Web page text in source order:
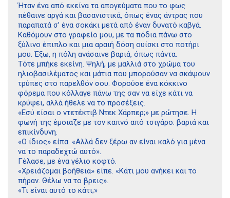
Ήταν ένα από εκείνα τα απογεύματα που το φως
πέθαινε αργά και βασανιστικά, όπως ένας άντρας που
παραπατά σ’ ένα σοκάκι μετά από έναν δυνατό καβγά.
Καθόμουν στο γραφείο μου, με τα πόδια πάνω στο
ξύλινο έπιπλο και μια αραιή δόση ουίσκι στο ποτήρι
μου. Έξω, η πόλη ανάσαινε βαριά, όπως πάντα.
Τότε μπήκε εκείνη. Ψηλή, με μαλλιά στο χρώμα του
ηλιοβασιλέματος και μάτια που μπορούσαν να σκάψουν
τρύπες στο παρελθόν σου. Φορούσε ένα κόκκινο
φόρεμα που κόλλαγε πάνω της σαν να είχε κάτι να
κρύψει, αλλά ήθελε να το προσέξεις.
«Εσύ είσαι ο ντετέκτιβ Ντεκ Χάρπερ;» με ρώτησε. Η
φωνή της έμοιαζε με τον καπνό από τσιγάρο: βαριά και
επικίνδυνη.
«Ο ίδιος» είπα. «Αλλά δεν ξέρω αν είναι καλό για μένα
να το παραδεχτώ αυτό».
Γέλασε, με ένα γέλιο κοφτό.
«Χρειάζομαι βοήθεια» είπε. «Κάτι μου ανήκει και το
πήραν. Θέλω να το βρεις».
«Τι είναι αυτό το κάτι;»Διδότου 34, Αθήνα 106 80